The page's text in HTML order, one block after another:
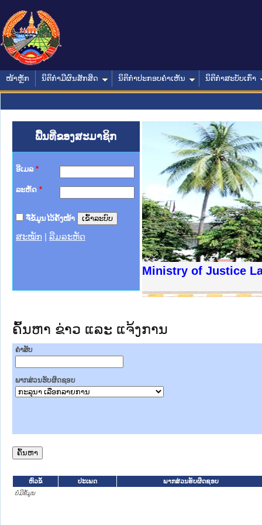
ໜ້າຫຼັກ ນິຕິກໍາມີຜົນສັກສິດ ນິຕິກໍາປະກອບຄໍາເຫັນ ນິຕິກໍາສະບັບເກົ່າ
ພື້ນທີ່ຂອງສະມາຊິກ
ອີເມລ *
ລະຫັດ *
ຈື່ຂໍ້ມູນໄວ້ຄັ້ງໜ້າ
ສະໝັກ ລືມລະຫັດ
Ministry of Justice
າຊົນ ພາກເໜືອ
ການ
ກາງ
ໃຕ້
ຕຳຫຼວດປະຊາຊົນ
ສັນຕິບານປະຊາຊົນ
ກເໜືອ
າຊົນ ພາກກາງ
ຄົ້ນຫາ ຂ່າວ ແລະ ແຈ້ງການ
ຄໍາສັບ
ພາກສ່ວນຮັບຜິດຊອບ
ຫົວຂໍ້ ປະເພດ
ພາກສ່ວນຮັບຜິດຊອບ
ບໍ່ມີຂໍ້ມູນ